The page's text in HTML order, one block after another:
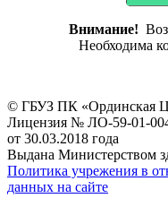
Внимание!
Необходима
© ГБУЗ ПК «Ординская
Лицензия № ЛО-59-01-
от 30.03.2018 года
Выдана Министерством
Политика учрежения в
данных на сайте